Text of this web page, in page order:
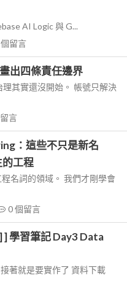
AI Logic 與 G...
個留言
出四條責任邊界
其實還沒開始。 帳號只解決
言
：這些不只是新名
工程
名詞的領域。 我們才剛學會
0個留言
學習筆記 Day3 Data
著就是要實作了 資料下載